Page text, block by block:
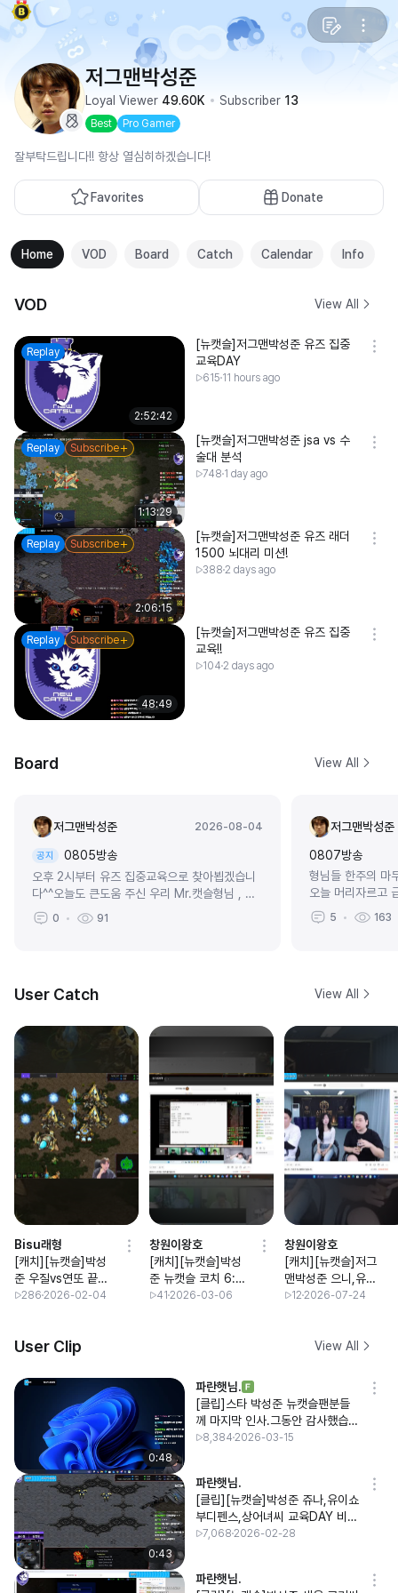
저그맨박성준
Loyal Viewer 49.60K Subscriber 13
Best Pro Gamer
잘부탁드립니다!! 항상 열심히하겠습니다!
Favorites Donate
Home VOD Board Catch Calendar Info
VOD View All
Replay
2:52:42
[뉴캣슬]저그맨박성준 유즈 집중
교육DAY
615 11 hours ago
Replay Subscribe
1:13:29
[뉴캣슬]저그맨박성준 jsa vs 수
술대 분석
748 1 day ago
Replay Subscribe
2:06:15
[뉴캣슬]저그맨박성준 유즈 래더
1500 뇌대리 미션!
388 2 days ago
Replay Subscribe
48:49
[뉴캣슬]저그맨박성준 유즈 집중
교육!!
104 2 days ago
Board View All
저그맨박성준 2026-08-04
공지
0805방송
오후 2시부터 유즈 집중교육으로 찾아뵙겠습니
다^^오늘도 큰도움 주신 우리 Mr.캣슬형님 , 뉴
캣슬_인생 형님 , KTRolster 형님 너무너무 감
사합니다!좋은밤되시구 내일 뵙겠습...
0 91
저그맨박성준
0807방송
형님들 한주의 마
오늘 머리자르고
서... 저구성이
ㄷㄷ옆에는 아재
5 163
User Catch View All
Bisu래형
[캐치][뉴캣슬]박성
준 우질vs연또 끝장
전286 2026-02-04
창원이왕호
[캐치][뉴캣슬]박성
준 뉴캣슬 코치 6:6
K리그 ON
41 2026-03-06
창원이왕호
[캐치][뉴캣슬]저그
맨박성준 으니,유즈
교육,3시 vs 수술대
12 2026-07-24
User Clip View All
0:48
파란햇님.
[클립]스타 박성준 뉴캣슬팬분들
께 마지막 인사.그동안 감사했습니
다8,384 2026-03-15
0:43
파란햇님.
[클립][뉴캣슬]박성준 쥬나,유이쇼
부디펜스,상어녀씨 교육DAY 비방
전마지막방송
7,068 2026-02-28
파란햇님.